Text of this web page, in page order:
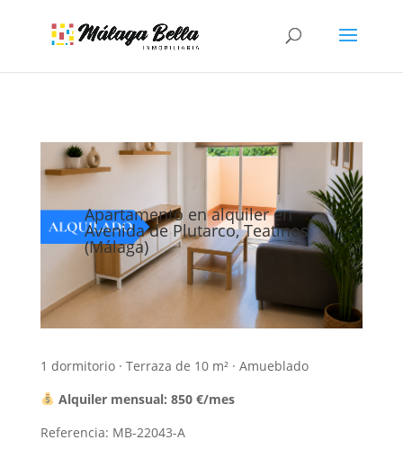
Apartamento en alquiler en
Avenida de Plutarco, Teatinos
(Málaga)
1 dormitorio · Terraza de 10 m² · Amueblado
Alquiler mensual: 850 €/mes
Referencia: MB-22043-A